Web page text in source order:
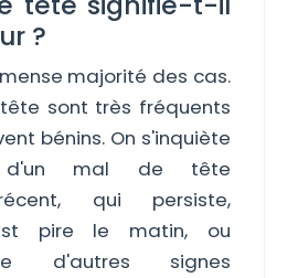
?
majorité des cas.
sont très fréquents
bénins. On s'inquiète
d'un mal de tête
qui persiste,
pire le matin, ou
d'autres signes